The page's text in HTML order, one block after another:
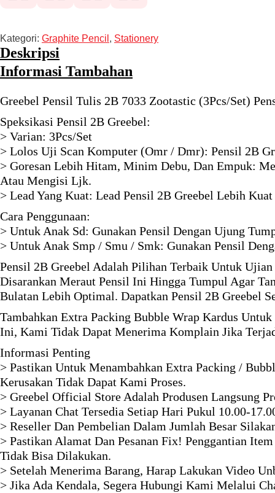
Kategori: Graphite Pencil , Stationery
Deskripsi
Informasi Tambahan
Greebel Pensil Tulis 2B 7033 Zootastic (3Pcs/Set)
Speksikasi Pensil 2B Greebel:
> Varian: 3Pcs/Set
> Lolos Uji Scan Komputer (Omr / Dmr): Pensil 2B
> Goresan Lebih Hitam, Minim Debu, Dan Empuk:
Atau Mengisi Ljk.
> Lead Yang Kuat: Lead Pensil 2B Greebel Lebih
Cara Penggunaan:
> Untuk Anak Sd: Gunakan Pensil Dengan Ujung
> Untuk Anak Smp / Smu / Smk: Gunakan Pensil
Pensil 2B Greebel Adalah Pilihan Terbaik Untuk
Disarankan Meraut Pensil Ini Hingga Tumpul Agar
Bulatan Lebih Optimal. Dapatkan Pensil 2B Greebel
Tambahkan Extra Packing Bubble Wrap Kardus
Ini, Kami Tidak Dapat Menerima Komplain Jika
Informasi Penting
> Pastikan Untuk Menambahkan Extra Packing /
Kerusakan Tidak Dapat Kami Proses.
> Greebel Official Store Adalah Produsen Langsung
> Layanan Chat Tersedia Setiap Hari Pukul 10.00-
> Reseller Dan Pembelian Dalam Jumlah Besar
> Pastikan Alamat Dan Pesanan Fix! Penggantian
Tidak Bisa Dilakukan.
> Setelah Menerima Barang, Harap Lakukan Video
> Jika Ada Kendala, Segera Hubungi Kami Melalui